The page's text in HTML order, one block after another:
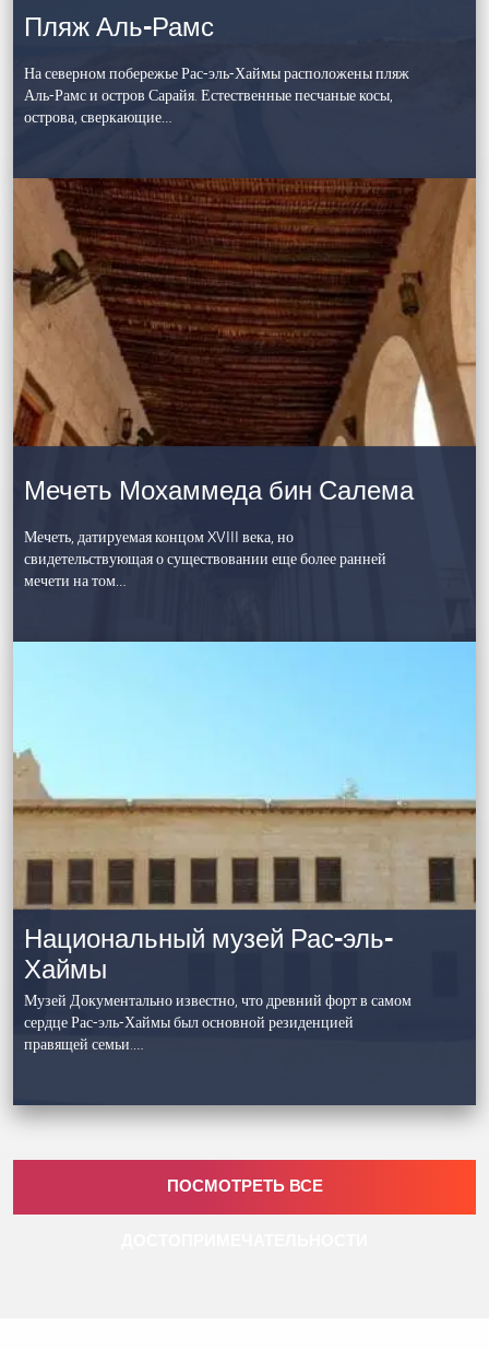
Пляж Аль-Рамс
На северном побережье Рас-эль-Хаймы расположены пляж
Аль-Рамс и остров Сарайя. Естественные песчаные косы,
острова, сверкающие…
Мечеть Мохаммеда бин Салема
Мечеть, датируемая концом XVIII века, но
свидетельствующая о существовании еще более ранней
мечети на том…
Национальный музей Рас-эль-
Хаймы
Музей Документально известно, что древний форт в самом
сердце Рас-эль-Хаймы был основной резиденцией
правящей семьи.…
ПОСМОТРЕТЬ ВСЕ